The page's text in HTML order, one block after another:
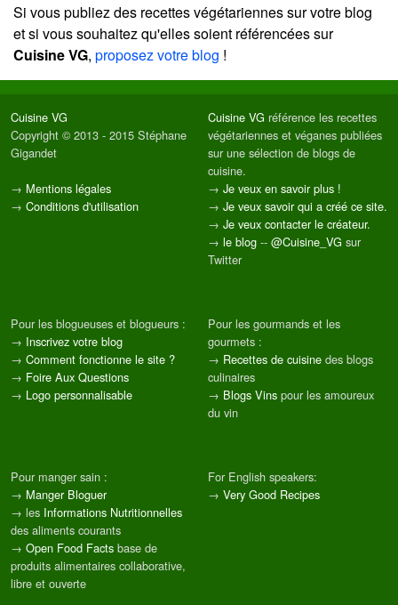
Si vous publiez des recettes végétariennes sur votre blog
et si vous souhaitez qu'elles soient référencées sur
Cuisine VG, proposez votre blog !
Cuisine VG
Copyright © 2013 - 2015 Stéphane
Gigandet
→ Mentions légales
→ Conditions d'utilisation
Cuisine VG référence les recettes
végétariennes et véganes publiées
sur une sélection de blogs de
cuisine.
→ Je veux en savoir plus !
→ Je veux savoir qui a créé ce site.
→ Je veux contacter le créateur.
→ le blog -- @Cuisine_VG sur
Twitter
Pour les blogueuses et blogueurs :
→ Inscrivez votre blog
→ Comment fonctionne le site ?
→ Foire Aux Questions
→ Logo personnalisable
Pour les gourmands et les
gourmets :
→ Recettes de cuisine des blogs
culinaires
→ Blogs Vins pour les amoureux
du vin
Pour manger sain :
→ Manger Bloguer
→ les Informations Nutritionnelles
des aliments courants
→ Open Food Facts base de
produits alimentaires collaborative,
libre et ouverte
For English speakers:
→ Very Good Recipes